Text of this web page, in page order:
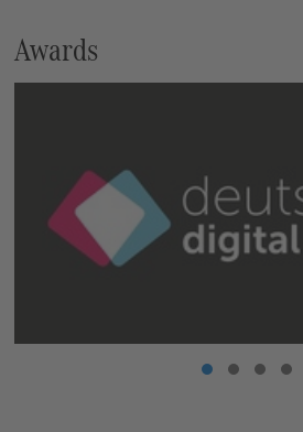
Awards